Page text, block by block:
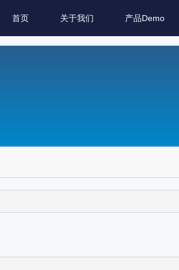
首页 关于我们 产品Demo